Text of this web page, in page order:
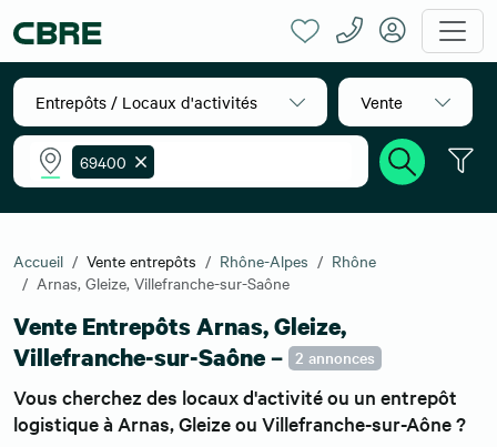
Entrepôts / Locaux d'activités Vente
69400
Accueil Vente entrepôts Rhône-Alpes
Rhône
Arnas, Gleize, Villefranche-sur-Saône
Vente Entrepôts Arnas, Gleize,
Villefranche-sur-Saône – 2 annonces
Vous cherchez des locaux d'activité ou un entrepôt
logistique à Arnas, Gleize ou Villefranche-sur-Aône ?